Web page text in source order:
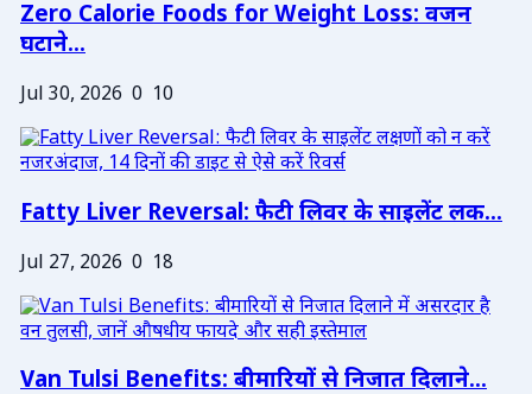
Zero Calorie Foods for Weight Loss: वजन
घटाने...
Jul 30, 2026 0 10
Fatty Liver Reversal: फैटी लिवर के साइलेंट लक...
Jul 27, 2026 0 18
Van Tulsi Benefits: बीमारियों से निजात दिलाने...